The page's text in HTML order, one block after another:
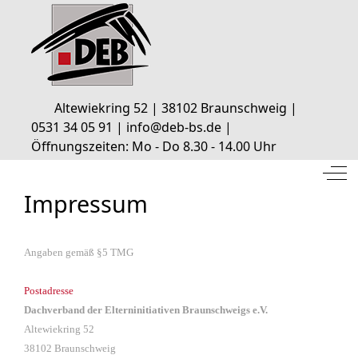
Altewiekring 52 | 38102 Braunschweig |
0531 34 05 91 | info@deb-bs.de |
Öffnungszeiten: Mo - Do 8.30 - 14.00 Uhr
Impressum
Angaben gemäß §5 TMG
Postadresse
Dachverband der Elterninitiativen Braunschweigs e.V.
Altewiekring 52
38102 Braunschweig